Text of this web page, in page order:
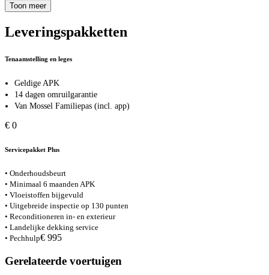
Toon meer
Leveringspakketten
Tenaamstelling en leges
Geldige APK
14 dagen omruilgarantie
Van Mossel Familiepas (incl. app)
€ 0
Servicepakket Plus
• Onderhoudsbeurt
• Minimaal 6 maanden APK
• Vloeistoffen bijgevuld
• Uitgebreide inspectie op 130 punten
• Reconditioneren in- en exterieur
• Landelijke dekking service
• Pechhulp€ 995
Gerelateerde voertuigen